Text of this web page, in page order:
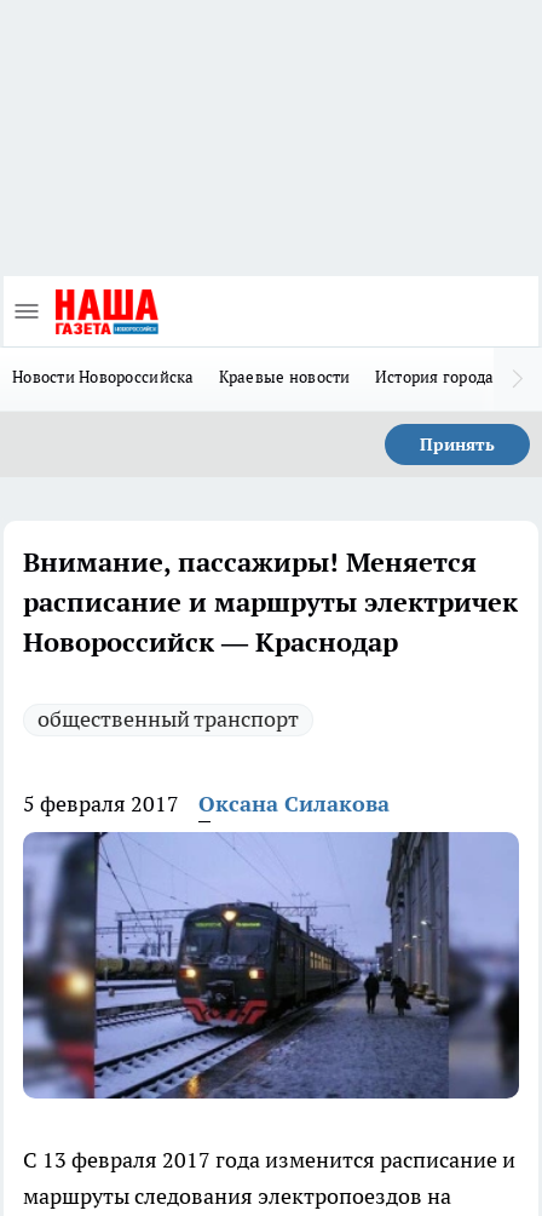
Новости Новороссийска Краевые новости История города Н
Принять
Внимание, пассажиры! Меняется
расписание и маршруты электричек
Новороссийск — Краснодар
общественный транспорт
5 февраля 2017 Оксана Силакова
С 13 февраля 2017 года изменится расписание и
маршруты следования электропоездов на